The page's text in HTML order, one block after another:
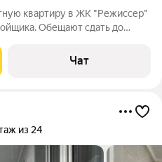
квартиру в ЖК "Режиссер"
Обещают сдать до
прав по договору так
Чат
из 24